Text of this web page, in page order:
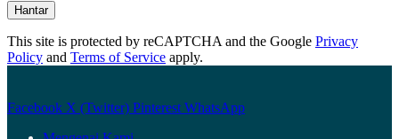
This site is protected by reCAPTCHA and the Google Privacy
Policy and Terms of Service apply.
Facebook X (Twitter) Pinterest WhatsApp